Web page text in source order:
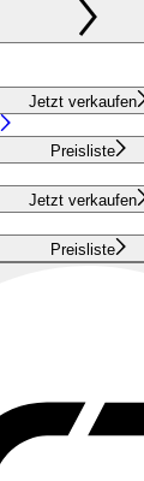
Jetzt verkaufen
Preisliste
Jetzt verkaufen
Preisliste